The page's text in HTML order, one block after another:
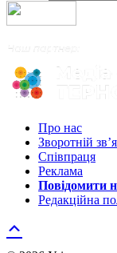
Про нас
Зворотній
Співпраця
Реклама
Повідомити
Редакційна